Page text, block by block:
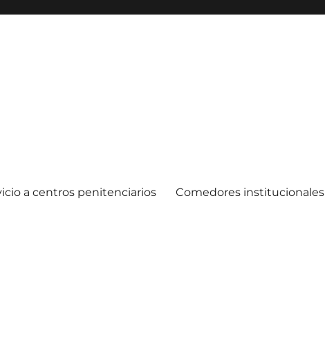
a centros penitenciarios Comedores institucionales